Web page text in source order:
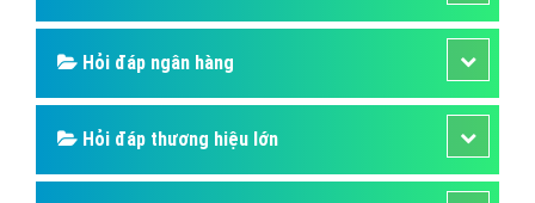
Hỏi đáp ngân hàng
Hỏi đáp thương hiệu lớn